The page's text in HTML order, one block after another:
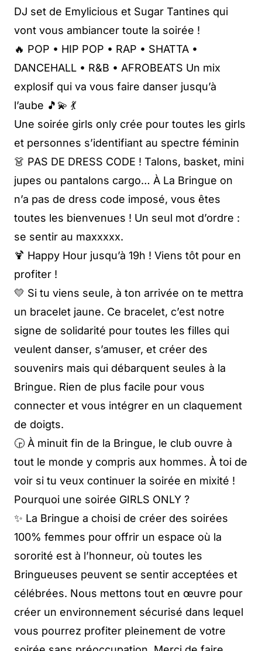
DJ set de Emylicious et Sugar Tantines qui
vont vous ambiancer toute la soirée !
🔥 POP • HIP POP • RAP • SHATTA •
DANCEHALL • R&B • AFROBEATS Un mix
explosif qui va vous faire danser jusqu’à
l’aube 🎵💫 💃
Une soirée girls only crée pour toutes les girls
et personnes s’identifiant au spectre féminin
👗 PAS DE DRESS CODE ! Talons, basket, mini
jupes ou pantalons cargo… À La Bringue on
n’a pas de dress code imposé, vous êtes
toutes les bienvenues ! Un seul mot d’ordre :
se sentir au maxxxxx.
🍹 Happy Hour jusqu’à 19h ! Viens tôt pour en
profiter !
💛 Si tu viens seule, à ton arrivée on te mettra
un bracelet jaune. Ce bracelet, c’est notre
signe de solidarité pour toutes les filles qui
veulent danser, s’amuser, et créer des
souvenirs mais qui débarquent seules à la
Bringue. Rien de plus facile pour vous
connecter et vous intégrer en un claquement
de doigts.
🕞 À minuit fin de la Bringue, le club ouvre à
tout le monde y compris aux hommes. À toi de
voir si tu veux continuer la soirée en mixité !
Pourquoi une soirée GIRLS ONLY ?
✨ La Bringue a choisi de créer des soirées
100% femmes pour offrir un espace où la
sororité est à l’honneur, où toutes les
Bringueuses peuvent se sentir acceptées et
célébrées. Nous mettons tout en œuvre pour
créer un environnement sécurisé dans lequel
vous pourrez profiter pleinement de votre